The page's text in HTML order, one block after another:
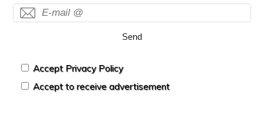
Send
Accept Privacy Policy
Accept to receive advertisement